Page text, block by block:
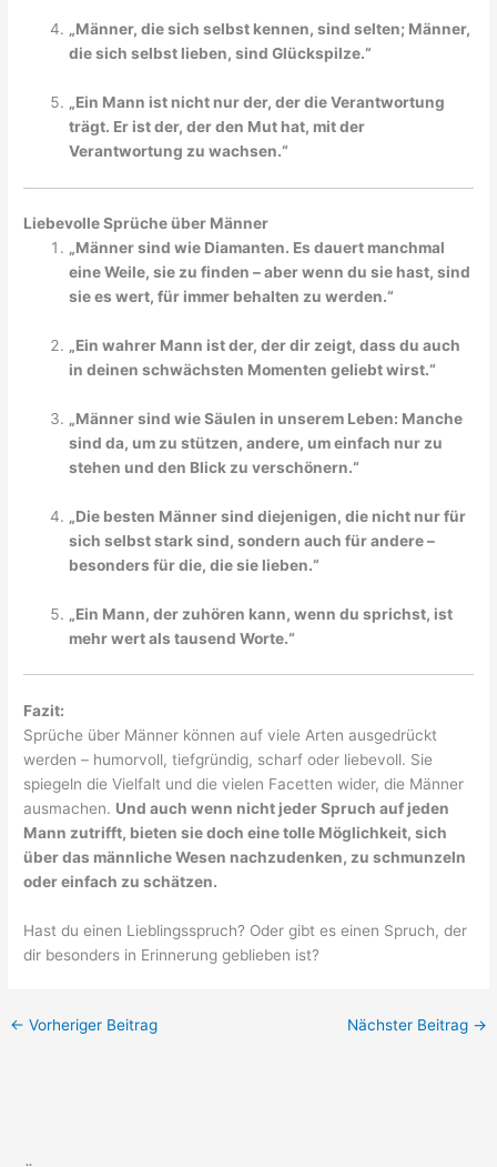
„Männer, die sich selbst kennen, sind selten; Männer,
die sich selbst lieben, sind Glückspilze.“
„Ein Mann ist nicht nur der, der die Verantwortung
trägt. Er ist der, der den Mut hat, mit der
Verantwortung zu wachsen.“
Liebevolle Sprüche über Männer
„Männer sind wie Diamanten. Es dauert manchmal
eine Weile, sie zu finden – aber wenn du sie hast, sind
sie es wert, für immer behalten zu werden.“
„Ein wahrer Mann ist der, der dir zeigt, dass du auch
in deinen schwächsten Momenten geliebt wirst.“
„Männer sind wie Säulen in unserem Leben: Manche
sind da, um zu stützen, andere, um einfach nur zu
stehen und den Blick zu verschönern.“
„Die besten Männer sind diejenigen, die nicht nur für
sich selbst stark sind, sondern auch für andere –
besonders für die, die sie lieben.“
„Ein Mann, der zuhören kann, wenn du sprichst, ist
mehr wert als tausend Worte.“
Fazit:
Sprüche über Männer können auf viele Arten ausgedrückt
werden – humorvoll, tiefgründig, scharf oder liebevoll. Sie
spiegeln die Vielfalt und die vielen Facetten wider, die Männer
ausmachen. Und auch wenn nicht jeder Spruch auf jeden
Mann zutrifft, bieten sie doch eine tolle Möglichkeit, sich
über das männliche Wesen nachzudenken, zu schmunzeln
oder einfach zu schätzen.
Hast du einen Lieblingsspruch? Oder gibt es einen Spruch, der
dir besonders in Erinnerung geblieben ist?
← Vorheriger Beitrag Nächster Beitrag →